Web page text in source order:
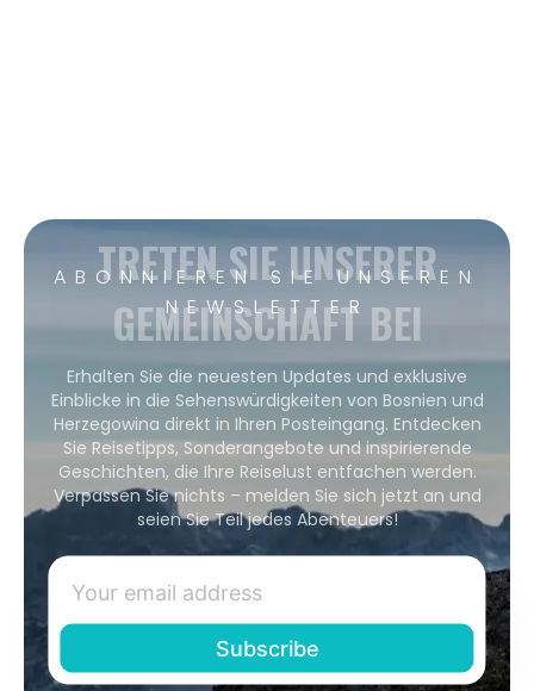
ABONNIEREN SIE UNSEREN
NEWSLETTER
TRETEN SIE UNSERER
GEMEINSCHAFT BEI
Erhalten Sie die neuesten Updates und exklusive
Einblicke in die Sehenswürdigkeiten von Bosnien und
Herzegowina direkt in Ihren Posteingang. Entdecken
Sie Reisetipps, Sonderangebote und inspirierende
Geschichten, die Ihre Reiselust entfachen werden.
Verpassen Sie nichts – melden Sie sich jetzt an und
seien Sie Teil jedes Abenteuers!